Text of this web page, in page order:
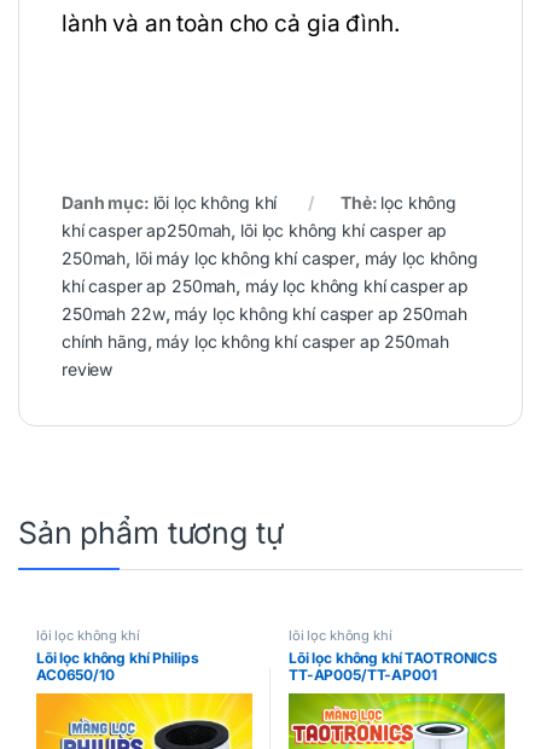
lành và an toàn cho cả gia đình.
Danh mục: lõi lọc không khí Thẻ: lọc không
khí casper ap250mah, lõi lọc không khí casper ap
250mah, lõi máy lọc không khí casper, máy lọc không
khí casper ap 250mah, máy lọc không khí casper ap
250mah 22w, máy lọc không khí casper ap 250mah
chính hãng, máy lọc không khí casper ap 250mah
review
Sản phẩm tương tự
lõi lọc không khí
Lõi lọc không khí Philips
AC0650/10
lõi lọc không khí
Lõi lọc không khí TAOTRONICS
TT-AP005/TT-AP001